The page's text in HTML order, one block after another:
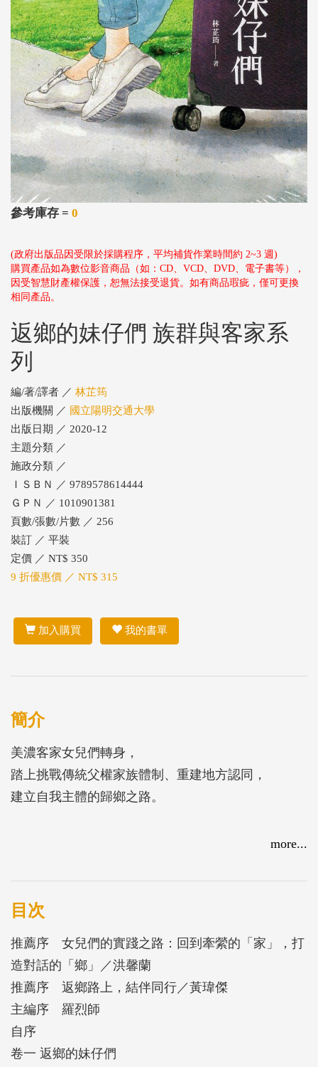
參考庫存 = 0
(政府出版品因受限於採購程序，平均補貨作業時間約 2~3 週)
購買產品如為數位影音商品（如：CD、VCD、DVD、電子書等），
因受智慧財產權保護，恕無法接受退貨。如有商品瑕疵，僅可更換
相同產品。
返鄉的妹仔們 族群與客家系
列
編/著/譯者 ／ 林芷筠
出版機關 ／ 國立陽明交通大學
出版日期 ／ 2020-12
主題分類 ／
施政分類 ／
ＩＳＢＮ ／ 9789578614444
ＧＰＮ ／ 1010901381
頁數/張數/片數 ／ 256
裝訂 ／ 平裝
定價 ／ NT$ 350
9 折優惠價 ／ NT$ 315
加入購買 我的書單
簡介
美濃客家女兒們轉身，
踏上挑戰傳統父權家族體制、重建地方認同，
建立自我主體的歸鄉之路。
本書作者芷筠回到故鄉美濃，遇到了一群與自己類
自我意識及社會理想性回來，與長年盤踞在美濃的父
權家族制度磨合。地方性別結構所造成的壓迫，在她
造了地方與家族的關係。
在這裡，女兒們雖以各自以多元的方式忙碌生活著，
但故鄉美濃是她們的最大交集；她們面對著不同也相
同的家庭、家族與地方課題，訴說著彼此獨立卻又不
時交會的生命故事。
more...
目次
推薦序 女兒們的實踐之路：回到牽縈的「家」，打
造對話的「鄉」／洪馨蘭
推薦序 返鄉路上，結伴同行／黃瑋傑
主編序 羅烈師
自序
卷一 返鄉的妹仔們